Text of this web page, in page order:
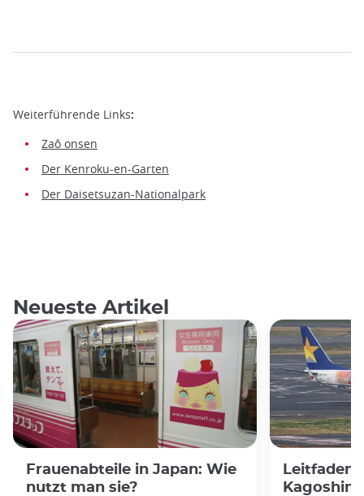
Weiterführende Links:
Zaô onsen
Der Kenroku-en-Garten
Der Daisetsuzan-Nationalpark
Neueste Artikel
Frauenabteile in Japan: Wie
nutzt man sie?
Leitfaden